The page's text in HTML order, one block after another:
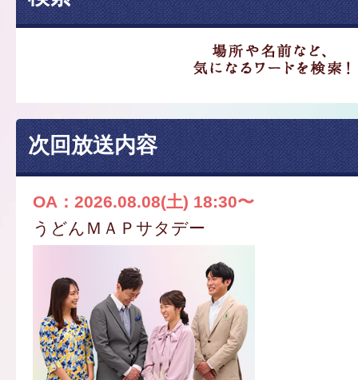
次回放送内容
OA：2026.08.08(土) 18:30〜
うどんＭＡＰサタデー